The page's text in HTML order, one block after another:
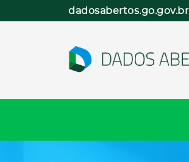
dadosabertos.go.gov.br